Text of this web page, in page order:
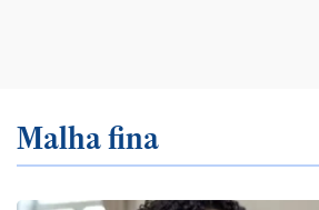
Malha fina